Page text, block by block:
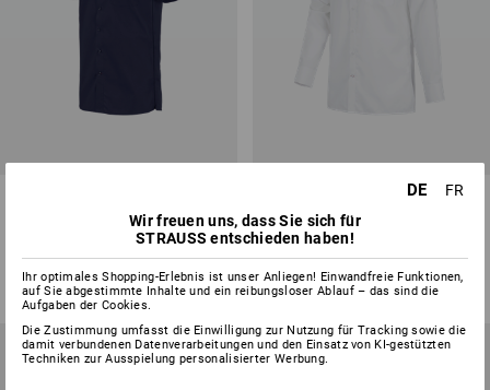
ab CHF 33.90
(m. MwSt.) ab 10 Stück
Business Hemd e.s.comfort,
langarm
ab CHF 44.89
(m. MwSt.) ab 20 Stück
DE
FR
Wir freuen uns, dass Sie sich für
STRAUSS entschieden haben!
Ihr optimales Shopping-Erlebnis ist unser Anliegen! Einwandfreie Funktionen,
auf Sie abgestimmte Inhalte und ein reibungsloser Ablauf – das sind die
Aufgaben der Cookies.
Die Zustimmung umfasst die Einwilligung zur Nutzung für Tracking sowie die
damit verbundenen Datenverarbeitungen und den Einsatz von KI-gestützten
Techniken zur Ausspielung personalisierter Werbung.